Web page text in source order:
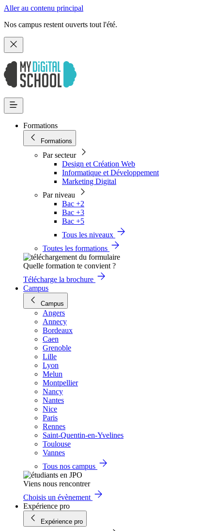
Aller au contenu principal
Nos campus restent ouverts tout l'été.
Formations
Formations
Par secteur
Design et Création Web
Informatique et Développement
Marketing Digital
Par niveau
Bac +2
Bac +3
Bac +5
Tous les niveaux
Toutes les formations
Quelle formation te convient ?
Télécharge la brochure
Campus
Campus
Angers
Annecy
Bordeaux
Caen
Grenoble
Lille
Lyon
Melun
Montpellier
Nancy
Nantes
Nice
Paris
Rennes
Saint-Quentin-en-Yvelines
Toulouse
Vannes
Tous nos campus
Viens nous rencontrer
Choisis un évènement
Expérience pro
Expérience pro